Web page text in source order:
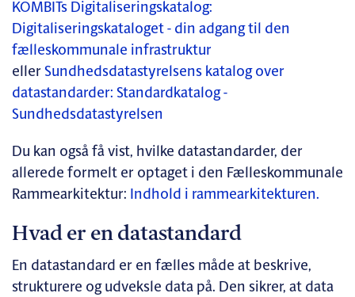
KOMBITs Digitaliseringskatalog:
Digitaliseringskataloget - din adgang til den
fælleskommunale infrastruktur
eller Sundhedsdatastyrelsens katalog over
datastandarder: Standardkatalog -
Sundhedsdatastyrelsen
Du kan også få vist, hvilke datastandarder, der
allerede formelt er optaget i den Fælleskommunale
Rammearkitektur: Indhold i rammearkitekturen.
Hvad er en datastandard
En datastandard er en fælles måde at beskrive,
strukturere og udveksle data på. Den sikrer, at data